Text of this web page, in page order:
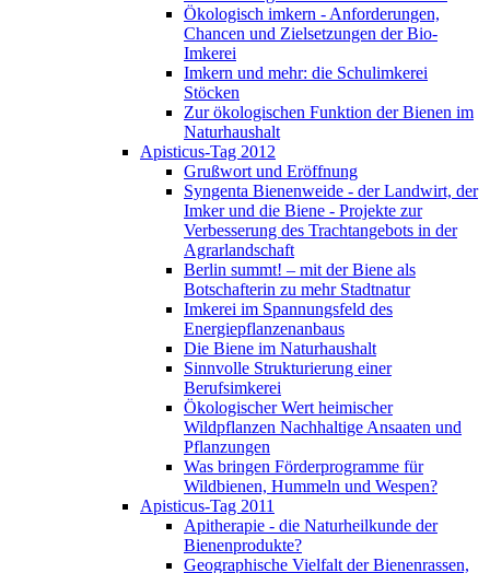
Ökologisch imkern - Anforderungen,
Chancen und Zielsetzungen der Bio-
Imkerei
Imkern und mehr: die Schulimkerei
Stöcken
Zur ökologischen Funktion der Bienen im
Naturhaushalt
Apisticus-Tag 2012
Grußwort und Eröffnung
Syngenta Bienenweide - der Landwirt, der
Imker und die Biene - Projekte zur
Verbesserung des Trachtangebots in der
Agrarlandschaft
Berlin summt! – mit der Biene als
Botschafterin zu mehr Stadtnatur
Imkerei im Spannungsfeld des
Energiepflanzenanbaus
Die Biene im Naturhaushalt
Sinnvolle Strukturierung einer
Berufsimkerei
Ökologischer Wert heimischer
Wildpflanzen Nachhaltige Ansaaten und
Pflanzungen
Was bringen Förderprogramme für
Wildbienen, Hummeln und Wespen?
Apisticus-Tag 2011
Apitherapie - die Naturheilkunde der
Bienenprodukte?
Geographische Vielfalt der Bienenrassen,